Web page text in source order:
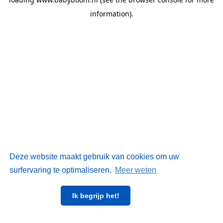
Deze website maakt gebruik van cookies om uw
surfervaring te optimaliseren. Meer weten
Ik begrijp het!
information).